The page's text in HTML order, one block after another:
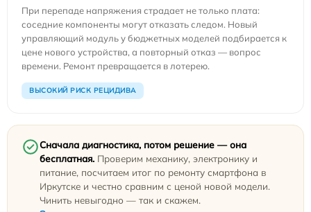
При перепаде напряжения страдает не только плата:
соседние компоненты могут отказать следом. Новый
управляющий модуль у бюджетных моделей подбирается к
цене нового устройства, а повторный отказ — вопрос
времени. Ремонт превращается в лотерею.
ВЫСОКИЙ РИСК РЕЦИДИВА
Сначала диагностика, потом решение — она
бесплатная. Проверим механику, электронику и
питание, посчитаем итог по ремонту смартфона в
Иркутске и честно сравним с ценой новой модели.
Чинить невыгодно — так и скажем.